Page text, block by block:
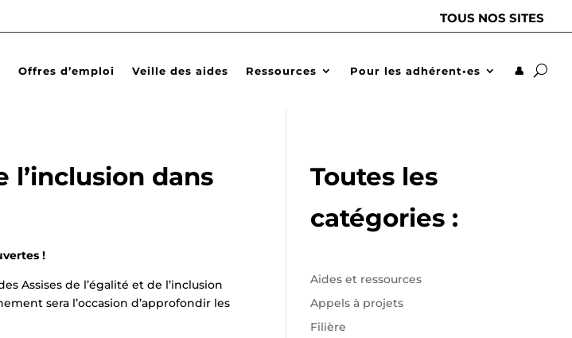
TOUS NOS SITES
Offres d’emploi Veille des aides Ressources Pour les adhérent•es 👤
l’inclusion dans
!
Assises de l’égalité et de l’inclusion
sera l’occasion d’approfondir les
Toutes les
catégories :
Aides et ressources
Appels à projets
Filière